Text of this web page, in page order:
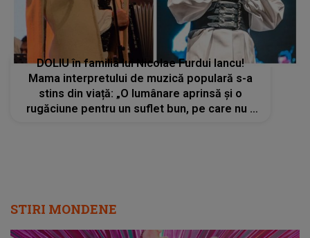
DOLIU în familia lui Nicolae Furdui Iancu!
Mama interpretului de muzică populară s-a
stins din viață: „O lumânare aprinsă și o
rugăciune pentru un suflet bun, pe care nu îl
STIRI MONDENE